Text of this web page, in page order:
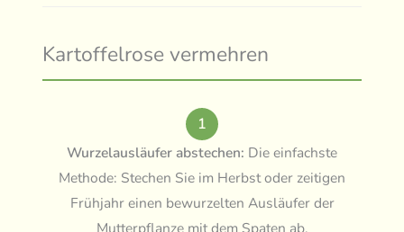
Kartoffelrose vermehren
1
Wurzelausläufer abstechen: Die einfachste
Methode: Stechen Sie im Herbst oder zeitigen
Frühjahr einen bewurzelten Ausläufer der